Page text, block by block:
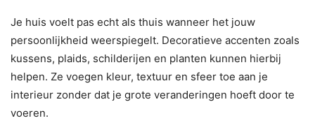
Je huis voelt pas echt als thuis wanneer het jouw
persoonlijkheid weerspiegelt. Decoratieve accenten zoals
kussens, plaids, schilderijen en planten kunnen hierbij
helpen. Ze voegen kleur, textuur en sfeer toe aan je
interieur zonder dat je grote veranderingen hoeft door te
voeren.